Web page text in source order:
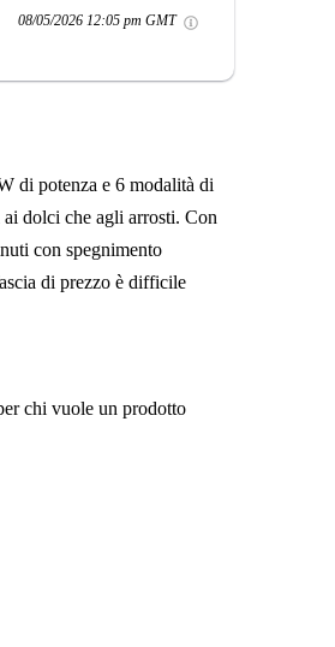
08/05/2026 12:05 pm GMT
di potenza e 6 modalità di
dolci che agli arrosti. Con
con spegnimento
di prezzo è difficile
chi vuole un prodotto